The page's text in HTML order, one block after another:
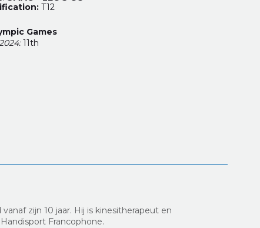
T12
Games
11th
zijn 10 jaar. Hij is kinesitherapeut en
Francophone.